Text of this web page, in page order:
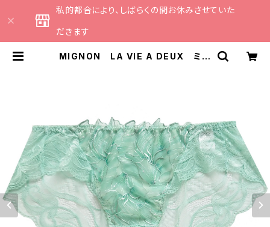
私的都合により、しばらくの間お休みさせていた
だきます
MIGNON LA VIE A DEUX ミニ